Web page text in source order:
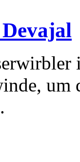
um